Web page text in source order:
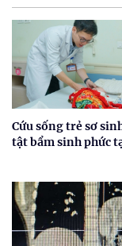
​​​​​​​Cứu sống trẻ sơ
tật bẩm sinh phức